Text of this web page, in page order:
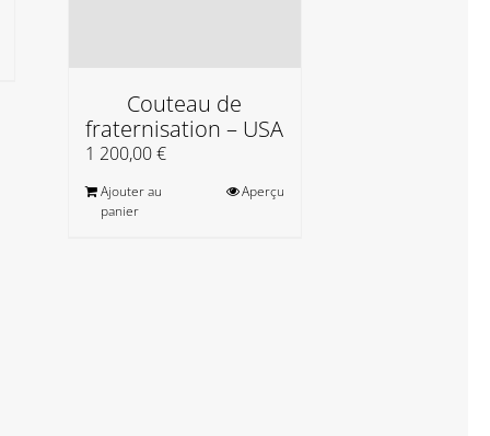
Couteau de
fraternisation – USA
1 200,00€
Ajouter au
panier
Aperçu